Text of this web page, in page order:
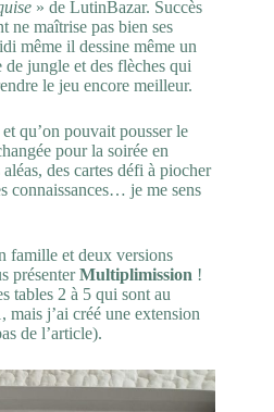
» de LutinBazar. Succès
maîtrise pas bien ses
même il dessine même un
de jungle et des flèches qui
le jeu encore meilleur.
qu’on pouvait pousser le
pour la soirée en
des cartes défi à piocher
connaissances… je me sens
famille et deux versions
présenterMultiplimission !
tables 2 à 5 qui sont au
j’ai créé une extension
de l’article).